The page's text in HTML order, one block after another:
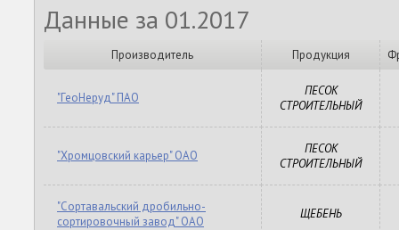
Данные за 01.2017
Производитель Продукция
"ГеоНеруд" ПАО
ПЕСОК
СТРОИТЕЛЬНЫЙ
"Хромцовский карьер" ОАО
ПЕСОК
СТРОИТЕЛЬНЫЙ
"Сортавальский дробильно-
сортировочный завод" ОАО
ЩЕБЕНЬ